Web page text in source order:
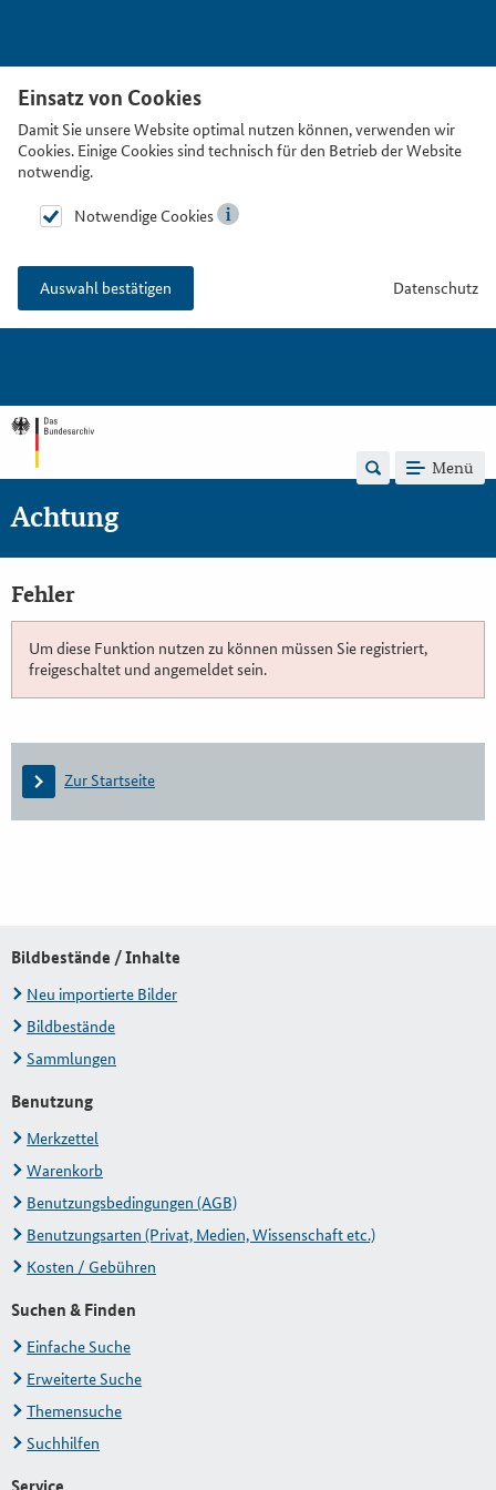
Einsatz von Cookies
Damit Sie unsere Website optimal nutzen können, verwenden wir
Cookies. Einige Cookies sind technisch für den Betrieb der Website
notwendig.
Notwendige Cookies
Auswahl bestätigen Datenschutz
Menü
Achtung
Fehler
Um diese Funktion nutzen zu können müssen Sie registriert,
freigeschaltet und angemeldet sein.
Zur Startseite
Bildbestände / Inhalte
Neu importierte Bilder
Bildbestände
Sammlungen
Benutzung
Merkzettel
Warenkorb
Benutzungsbedingungen (AGB)
Benutzungsarten (Privat, Medien, Wissenschaft etc.)
Kosten / Gebühren
Suchen & Finden
Einfache Suche
Erweiterte Suche
Themensuche
Suchhilfen